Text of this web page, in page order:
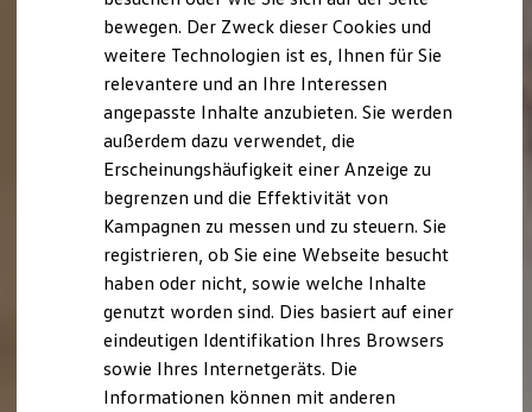
Kaufoptionen
E-Auto-Förderung
Software und Konnektivität
Die ID. Software 6
ID. Software Versionen und Updates
Digitale Extras
Schnittstellen zu Ihrem ID.
Marke und Erlebnis
Volkswagen R und R Experience
R-Modelle
R Experience
Driving Experience
Volkswagen entdecken
Werkbesichtigung
Lifestyle Shop
T-Roc Kollektion
Golf Kollektion
bewegen. Der Zweck dieser Cookies und
weitere Technologien ist es, Ihnen für Sie
relevantere und an Ihre Interessen
angepasste Inhalte anzubieten. Sie werden
außerdem dazu verwendet, die
Erscheinungshäufigkeit einer Anzeige zu
begrenzen und die Effektivität von
Kampagnen zu messen und zu steuern. Sie
registrieren, ob Sie eine Webseite besucht
haben oder nicht, sowie welche Inhalte
genutzt worden sind. Dies basiert auf einer
eindeutigen Identifikation Ihres Browsers
sowie Ihres Internetgeräts. Die
Informationen können mit anderen